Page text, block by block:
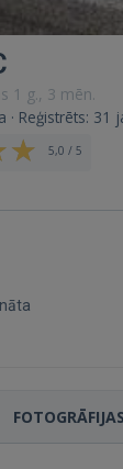
1 g., 3 mēn.
· Reģistrēts: 31
5,0 / 5
FOTOGRĀFIJAS